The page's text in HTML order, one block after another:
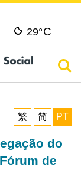
29°C
繁
简 PT
do
de